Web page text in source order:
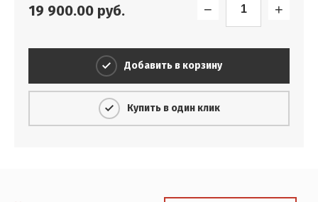
19 900.00 руб. − +
Добавить в корзину
Купить в один клик